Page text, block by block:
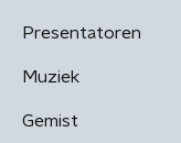
Presentatoren
Muziek
Gemist